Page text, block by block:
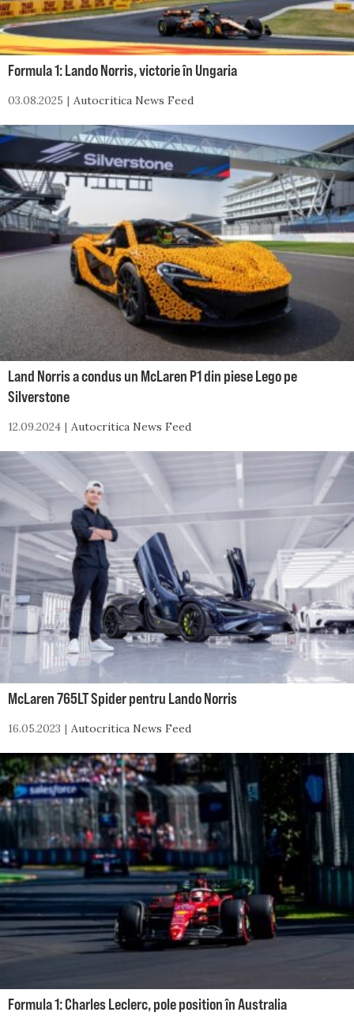
Formula 1: Lando Norris, victorie în Ungaria
03.08.2025 Autocritica News Feed
Land Norris a condus un McLaren P1 din piese Lego pe
Silverstone
12.09.2024 Autocritica News Feed
McLaren 765LT Spider pentru Lando Norris
16.05.2023 Autocritica News Feed
Formula 1: Charles Leclerc, pole position în Australia